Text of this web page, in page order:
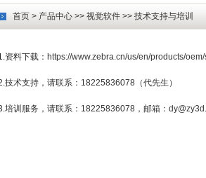
首页 > 产品中心 >> 视觉软件 >> 技术支持与培训
资料下载： https://www.zebra.cn/us/en/products/
技术支持，请联系：18225836078（代先生）
培训服务，请联系：18225836078，邮箱：